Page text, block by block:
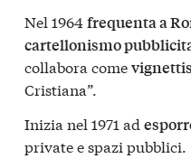
Nel 1964frequenta a
cartellonismo
collabora come
Cristiana”.
Inizia nel 1971 ad
private e spazi pubblici.